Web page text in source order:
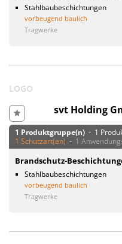
Stahlbaubeschichtungen
vorbeugend baulich
Tragwerke
LOGO
svt Holding
1 Produktgruppe(n) - 1
1 Schutzart(en) - 1
Brandschutz-
Stahlbaubeschichtungen
vorbeugend baulich
Tragwerke